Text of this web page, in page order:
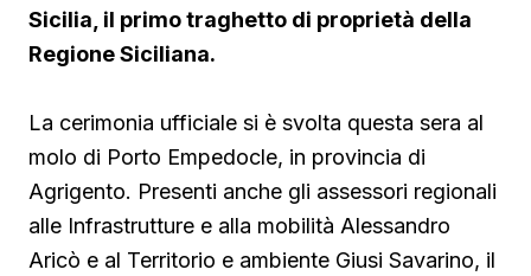
Sicilia, il primo traghetto di proprietà della
Regione Siciliana.
La cerimonia ufficiale si è svolta questa sera al
molo di Porto Empedocle, in provincia di
Agrigento. Presenti anche gli assessori regionali
alle Infrastrutture e alla mobilità Alessandro
Aricò e al Territorio e ambiente Giusi Savarino, il